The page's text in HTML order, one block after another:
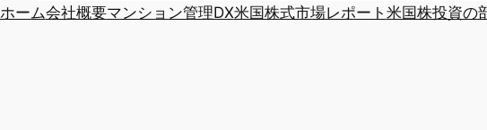
ホーム会社概要マンション管理DX米国株式市場レポート 米国株投資の